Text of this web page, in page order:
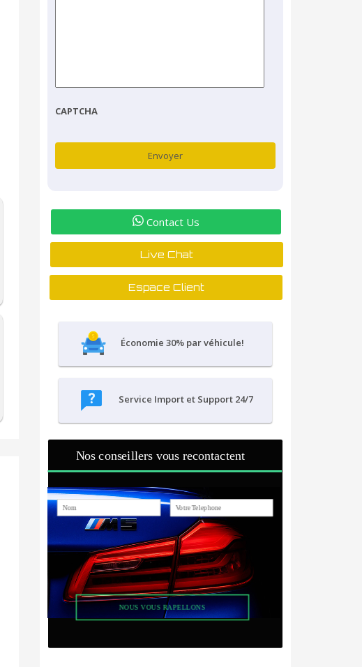
CAPTCHA
Contact Us
Live Chat
Espace Client
Économie 30% par véhicule!
Service Import et Support 24/7
Nos conseillers vous recontactent
NOUS VOUS RAPELLONS